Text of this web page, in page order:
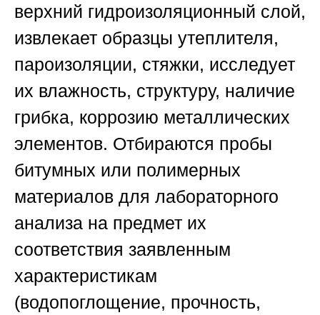
верхний гидроизоляционный слой,
извлекает образцы утеплителя,
пароизоляции, стяжки, исследует
их влажность, структуру, наличие
грибка, коррозию металлических
элементов. Отбираются пробы
битумных или полимерных
материалов для лабораторного
анализа на предмет их
соответствия заявленным
характеристикам
(водопоглощение, прочность,